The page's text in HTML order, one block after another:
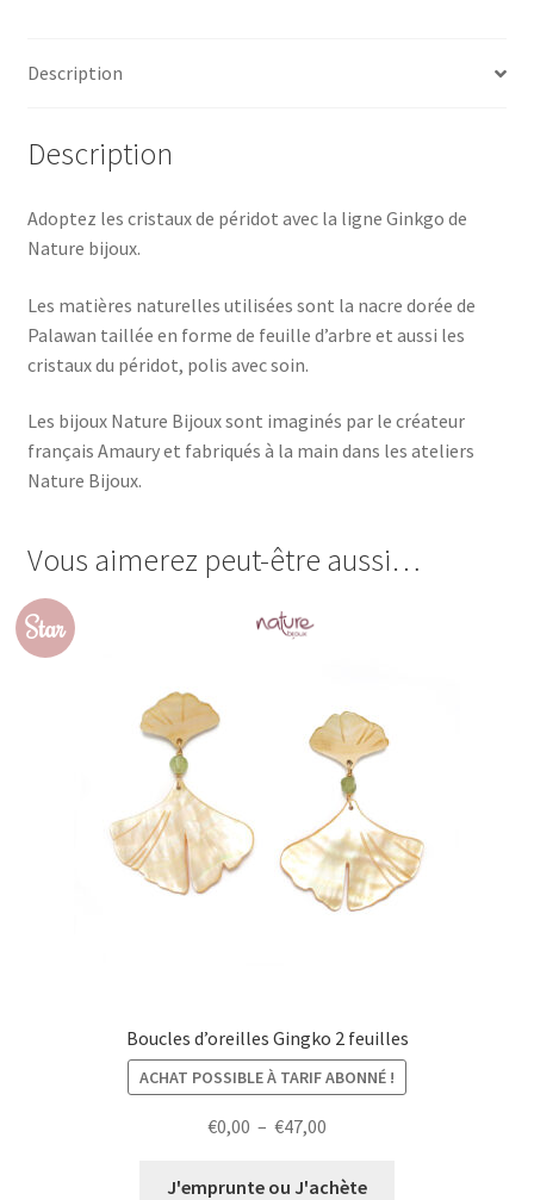
Description
Description
Adoptez les cristaux de péridot avec la ligne Ginkgo de
Nature bijoux.
Les matières naturelles utilisées sont la nacre dorée de
Palawan taillée en forme de feuille d’arbre et aussi les
cristaux du péridot, polis avec soin.
Les bijoux Nature Bijoux sont imaginés par le créateur
français Amaury et fabriqués à la main dans les ateliers
Nature Bijoux.
Vous aimerez peut-être aussi…
Star
Boucles d’oreilles Gingko 2 feuilles
ACHAT POSSIBLE À TARIF ABONNÉ !
€0,00 – €47,00
prix :
J'emprunte ou J'achète